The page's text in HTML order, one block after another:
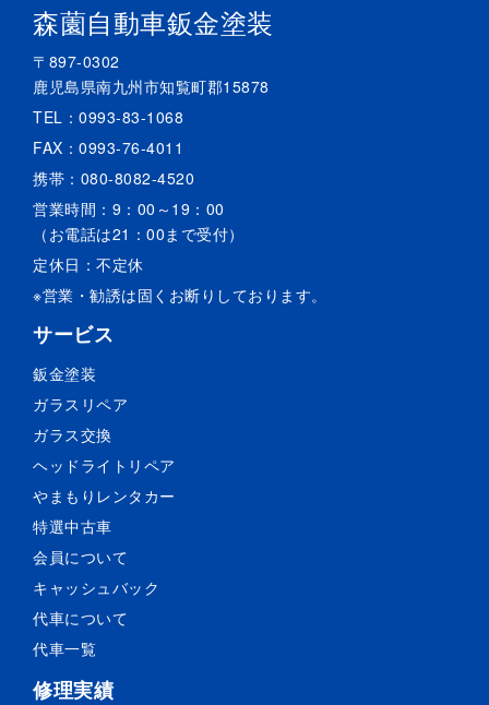
森薗自動車鈑金塗装
〒897-0302
鹿児島県南九州市知覧町郡15878
TEL： 0993-83-1068
FAX：0993-76-4011
携帯： 080-8082-4520
営業時間：9：00～19：00
（お電話は21：00まで受付）
定休日：不定休
※営業・勧誘は固くお断りしております。
サービス
鈑金塗装
ガラスリペア
ガラス交換
ヘッドライトリペア
やまもりレンタカー
特選中古車
会員について
キャッシュバック
代車について
代車一覧
修理実績